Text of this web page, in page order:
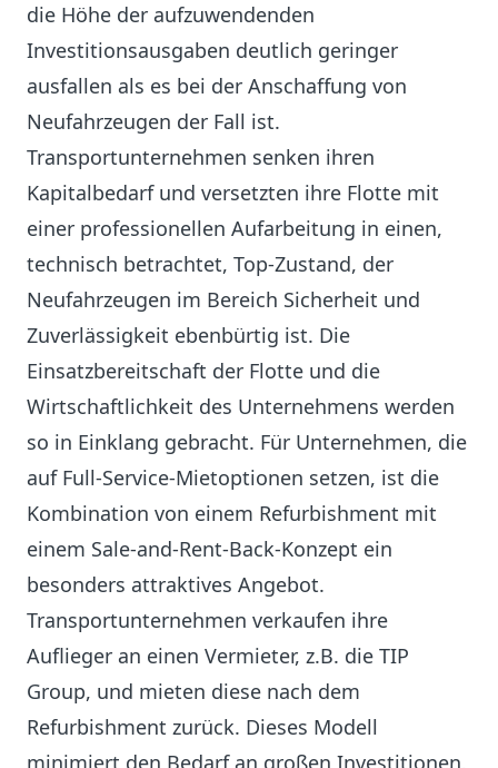
die Höhe der aufzuwendenden
Investitionsausgaben deutlich geringer
ausfallen als es bei der Anschaffung von
Neufahrzeugen der Fall ist.
Transportunternehmen senken ihren
Kapitalbedarf und versetzten ihre Flotte mit
einer professionellen Aufarbeitung in einen,
technisch betrachtet, Top-Zustand, der
Neufahrzeugen im Bereich Sicherheit und
Zuverlässigkeit ebenbürtig ist. Die
Einsatzbereitschaft der Flotte und die
Wirtschaftlichkeit des Unternehmens werden
so in Einklang gebracht. Für Unternehmen, die
auf Full-Service-Mietoptionen setzen, ist die
Kombination von einem Refurbishment mit
einem Sale-and-Rent-Back-Konzept ein
besonders attraktives Angebot.
Transportunternehmen verkaufen ihre
Auflieger an einen Vermieter, z.B. die TIP
Group, und mieten diese nach dem
Refurbishment zurück. Dieses Modell
minimiert den Bedarf an großen Investitionen,